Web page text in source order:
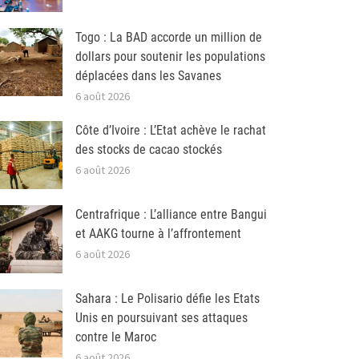
Togo : La BAD accorde un million de
dollars pour soutenir les populations
déplacées dans les Savanes
6 août 2026
Côte d’Ivoire : L’Etat achève le rachat
des stocks de cacao stockés
6 août 2026
Centrafrique : L’alliance entre Bangui
et AAKG tourne à l’affrontement
6 août 2026
Sahara : Le Polisario défie les Etats
Unis en poursuivant ses attaques
contre le Maroc